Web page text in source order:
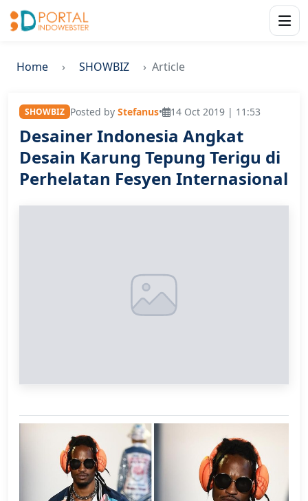
Home SHOWBIZ Article
SHOWBIZ Posted by Stefanus• 14 Oct 2019 | 11:53
Desainer Indonesia Angkat
Desain Karung Tepung Terigu di
Perhelatan Fesyen Internasional